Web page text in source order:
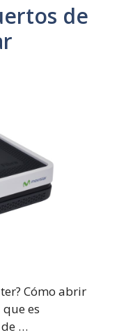
de
Cómo abrir
es
…